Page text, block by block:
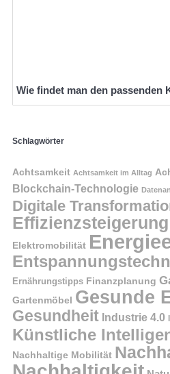
Wie findet man den passenden
Schlagwörter
Achtsamkeit Achtsamkeit im Alltag
Blockchain-Technologie
Digitale
Effizienzsteigerung
Elektromobilität
Ernährungstipps Finanzplanung
Gartenmöbel Gesunde
Gesundheit Industrie 4.0
Künstliche
Nachhaltige Mobilität